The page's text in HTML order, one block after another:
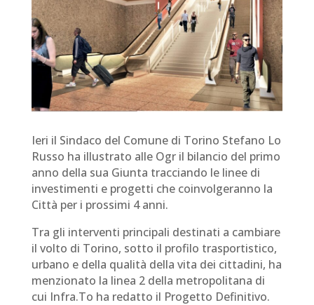
Ieri il Sindaco del Comune di Torino Stefano Lo
Russo ha illustrato alle Ogr il bilancio del primo
anno della sua Giunta tracciando le linee di
investimenti e progetti che coinvolgeranno la
Città per i prossimi 4 anni.
Tra gli interventi principali destinati a cambiare
il volto di Torino, sotto il profilo trasportistico,
urbano e della qualità della vita dei cittadini, ha
menzionato la linea 2 della metropolitana di
cui Infra.To ha redatto il Progetto Definitivo.